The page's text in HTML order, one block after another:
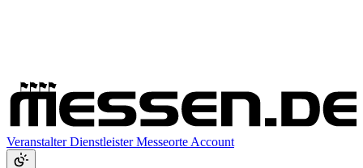
VeranstalterDienstleisterMesseorte Account